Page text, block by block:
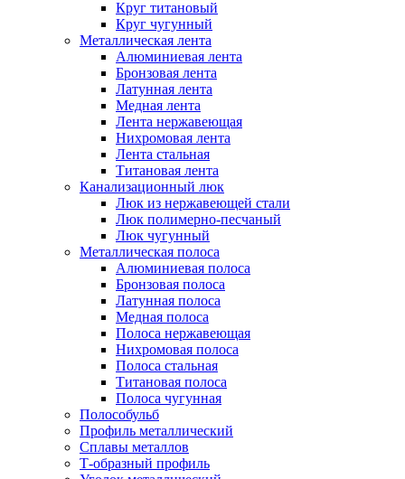
Круг титановый
Круг чугунный
Металлическая лента
Алюминиевая лента
Бронзовая лента
Латунная лента
Медная лента
Лента нержавеющая
Нихромовая лента
Лента стальная
Титановая лента
Канализационный люк
Люк из нержавеющей стали
Люк полимерно-песчаный
Люк чугунный
Металлическая полоса
Алюминиевая полоса
Бронзовая полоса
Латунная полоса
Медная полоса
Полоса нержавеющая
Нихромовая полоса
Полоса стальная
Титановая полоса
Полоса чугунная
Полособульб
Профиль металлический
Сплавы металлов
Т-образный профиль